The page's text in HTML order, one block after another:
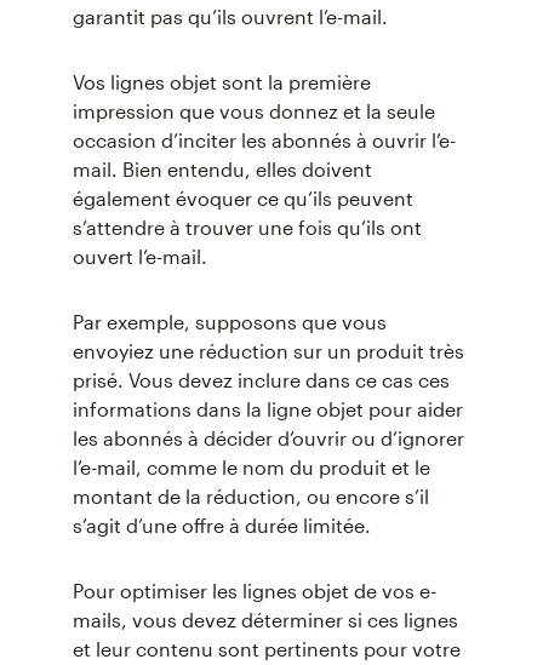
garantit pas qu’ils ouvrent l’e-mail.
Vos lignes objet sont la première
impression que vous donnez et la seule
occasion d’inciter les abonnés à ouvrir l’e-
mail. Bien entendu, elles doivent
également évoquer ce qu’ils peuvent
s’attendre à trouver une fois qu’ils ont
ouvert l’e-mail.
Par exemple, supposons que vous
envoyiez une réduction sur un produit très
prisé. Vous devez inclure dans ce cas ces
informations dans la ligne objet pour aider
les abonnés à décider d’ouvrir ou d’ignorer
l’e-mail, comme le nom du produit et le
montant de la réduction, ou encore s’il
s’agit d’une offre à durée limitée.
Pour optimiser les lignes objet de vos e-
mails, vous devez déterminer si ces lignes
et leur contenu sont pertinents pour votre